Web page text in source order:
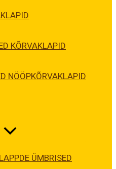
KÕRVAKLAPID
NÖÖPKÕRVAKLAPID
ÜMBRISED